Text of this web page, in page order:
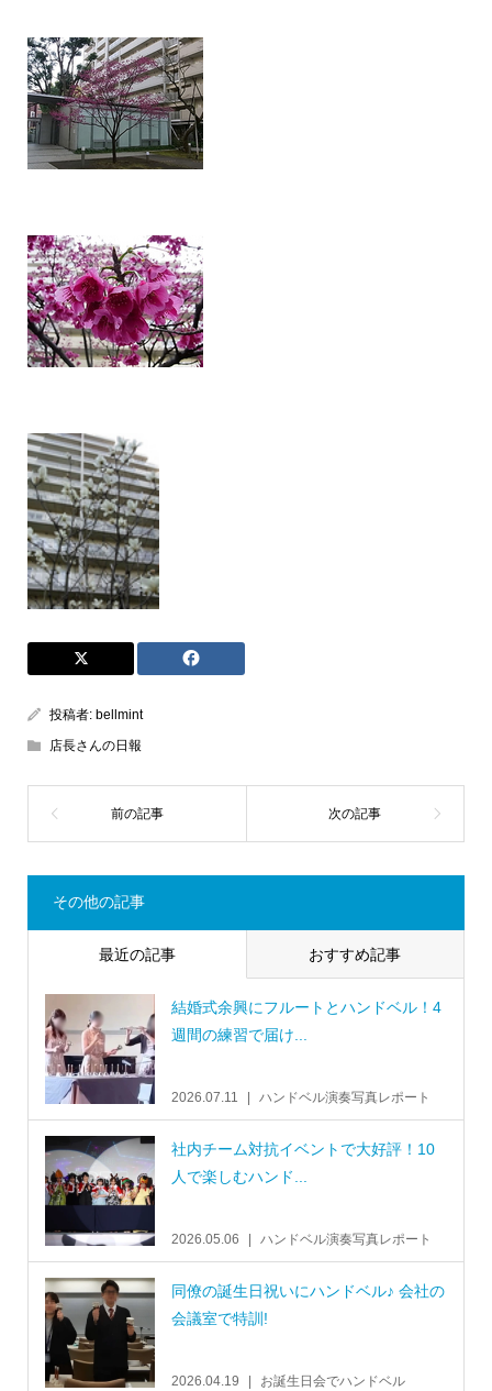
投稿者: bellmint
店長さんの日報
その他の記事
最近の記事 おすすめ記事
結婚式余興にフルートとハンドベル！4
週間の練習で届け...
2026.07.11 ハンドベル演奏写真レポート
社内チーム対抗イベントで大好評！10
人で楽しむハンド...
2026.05.06 ハンドベル演奏写真レポート
同僚の誕生日祝いにハンドベル♪ 会社の
会議室で特訓!
2026.04.19 お誕生日会でハンドベル